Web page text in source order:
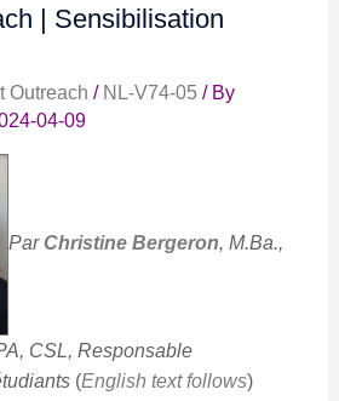
| Sensibilisation
Outreach / NL-V74-05/ By
04-09
ParChristine Bergeron, M.Ba.,
CSL, Responsable
(English text follows)